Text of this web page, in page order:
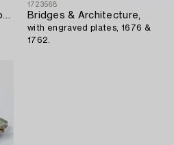
Constantinople 1798 & Cyropaedia 1727.
1723568
Bridges & Architecture,
with engraved plates, 1676 &
1762.